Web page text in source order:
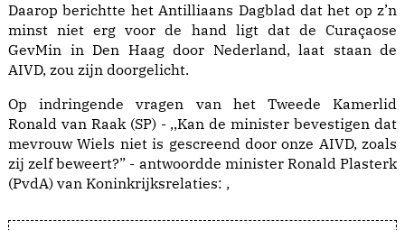
Daarop berichtte het Antilliaans Dagblad dat het op z’n
minst niet erg voor de hand ligt dat de Curaçaose
GevMin in Den Haag door Nederland, laat staan de
AIVD, zou zijn doorgelicht.
Op indringende vragen van het Tweede Kamerlid
Ronald van Raak (SP) - ,,Kan de minister bevestigen dat
mevrouw Wiels niet is gescreend door onze AIVD, zoals
zij zelf beweert?” - antwoordde minister Ronald Plasterk
(PvdA) van Koninkrijksrelaties: ,